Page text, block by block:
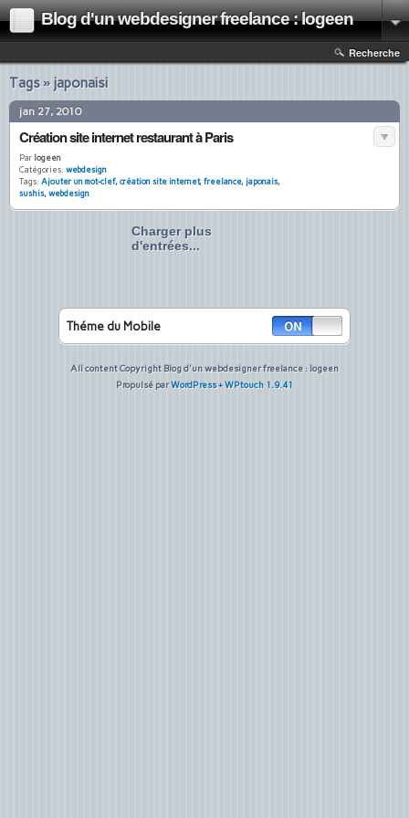
Blog d'un webdesigner freelance : logeen
Recherche
Tags » japonaisi
jan 27, 2010
Création site internet restaurant à Paris
Par logeen
Catégories: webdesign
Tags: Ajouter un mot-clef,création site internet,freelance, japonais,
sushis,webdesign
Charger plus
d'entrées...
Théme du Mobile
All content Copyright Blog d'un webdesigner freelance : logeen
Propulsé parWordPress+WPtouch 1.9.41